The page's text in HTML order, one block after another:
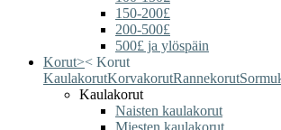
150-200£
200-500£
500£ ja ylöspäin
Korut>< Korut
KaulakorutKorvakorutRannekorut
Kaulakorut
Naisten kaulakorut
Miesten kaulakorut